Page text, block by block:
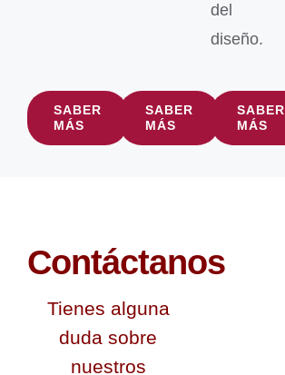
del
diseño.
SABER
MÁS
SABER
MÁS
SABER
MÁS
Contáctanos
Tienes alguna
duda sobre
nuestros